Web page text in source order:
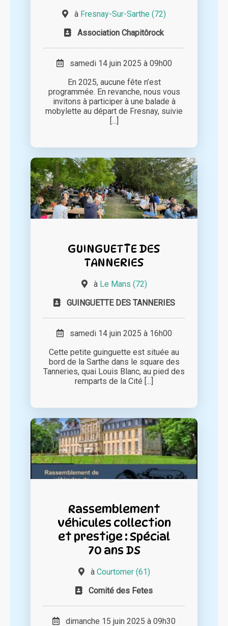
à Fresnay-Sur-Sarthe (72)
Association Chapitôrock
samedi 14 juin 2025 à 09h00
En 2025, aucune fête n’est
programmée. En revanche, nous vous
invitons à participer à une balade à
mobylette au départ de Fresnay, suivie
[...]
GUINGUETTE DES
TANNERIES
à Le Mans (72)
GUINGUETTE DES TANNERIES
samedi 14 juin 2025 à 16h00
Cette petite guinguette est située au
bord de la Sarthe dans le square des
Tanneries, quai Louis Blanc, au pied des
remparts de la Cité [...]
Rassemblement
véhicules collection
et prestige : Spécial
70 ans DS
à Courtomer (61)
Comité des Fetes
dimanche 15 juin 2025 à 09h30